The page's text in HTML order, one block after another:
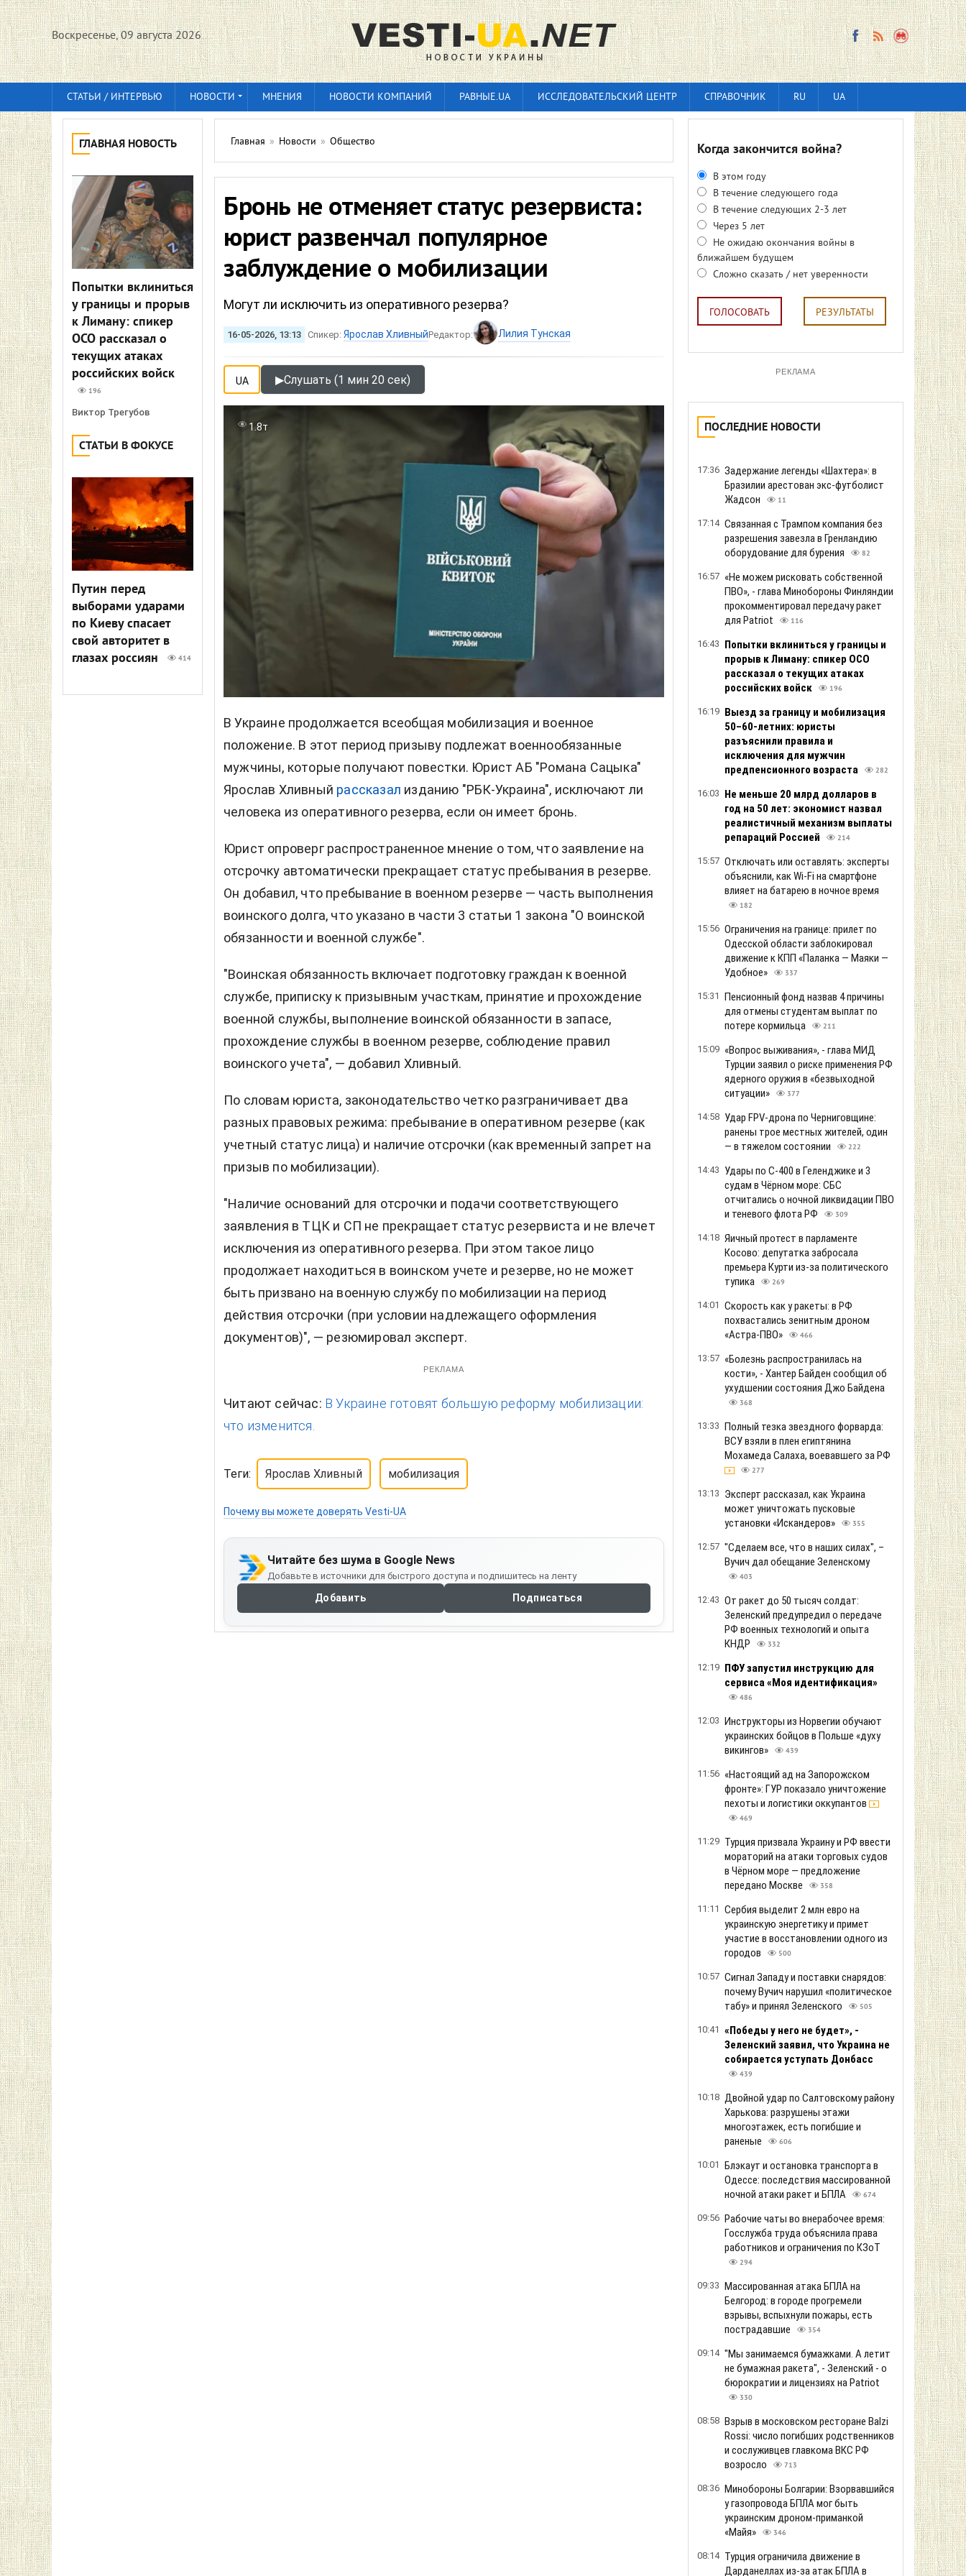
Воскресенье, 09 августа 2026
СТАТЬИ / ИНТЕРВЬЮ НОВОСТИ МНЕНИЯ НОВОСТИ КОМПАНИЙ РАВНЫЕ.UA ИССЛЕДОВАТЕЛЬСКИЙ ЦЕНТР СПРАВОЧНИК RU UA
ГЛАВНАЯ НОВОСТЬ
Попытки вклиниться
у границы и прорыв
к Лиману: спикер
ОСО рассказал о
текущих атаках
российских войск
196
Виктор Трегубов
СТАТЬИ В ФОКУСЕ
Путин перед
выборами ударами
по Киеву спасает
свой авторитет в
глазах россиян
414
Главная » Новости » Общество
Бронь не отменяет статус резервиста:
юрист развенчал популярное
заблуждение о мобилизации
Могут ли исключить из оперативного резерва?
16-05-2026, 13:13 Спикер: Ярослав ХливныйРедактор: Лилия Тунская
UA ▶Слушать (1 мин 20 сек)
1.8т
В Украине продолжается всеобщая мобилизация и военное
положение. В этот период призыву подлежат военнообязанные
мужчины, которые получают повестки. Юрист АБ "Романа Сацыка"
Ярослав Хливный рассказал изданию "РБК-Украина", исключают ли
человека из оперативного резерва, если он имеет бронь.
Юрист опроверг распространенное мнение о том, что заявление на
отсрочку автоматически прекращает статус пребывания в резерве.
Он добавил, что пребывание в военном резерве — часть выполнения
воинского долга, что указано в части 3 статьи 1 закона "О воинской
обязанности и военной службе".
"Воинская обязанность включает подготовку граждан к военной
службе, приписку к призывным участкам, принятие и прохождение
военной службы, выполнение воинской обязанности в запасе,
прохождение службы в военном резерве, соблюдение правил
воинского учета", — добавил Хливный.
По словам юриста, законодательство четко разграничивает два
разных правовых режима: пребывание в оперативном резерве (как
учетный статус лица) и наличие отсрочки (как временный запрет на
призыв по мобилизации).
"Наличие оснований для отсрочки и подачи соответствующего
заявления в ТЦК и СП не прекращает статус резервиста и не влечет
исключения из оперативного резерва. При этом такое лицо
продолжает находиться в воинском учете и резерве, но не может
быть призвано на военную службу по мобилизации на период
действия отсрочки (при условии надлежащего оформления
документов)", — резюмировал эксперт.
РЕКЛАМА
Читают сейчас: В Украине готовят большую реформу мобилизации:
что изменится.
Теги: Ярослав Хливный мобилизация
Почему вы можете доверять Vesti-UA
Читайте без шума в Google News
Добавьте в источники для быстрого доступа и подпишитесь на ленту
Добавить Подписаться
Когда закончится война?
В этом году
В течение следующего года
В течение следующих 2-3 лет
Через 5 лет
Не ожидаю окончания войны в
ближайшем будущем
Сложно сказать / нет уверенности
ГОЛОСОВАТЬ РЕЗУЛЬТАТЫ
РЕКЛАМА
ПОСЛЕДНИЕ НОВОСТИ
17:36 Задержание легенды «Шахтера»: в
Бразилии арестован экс-футболист
Жадсон
11
17:14 Связанная с Трампом компания без
разрешения завезла в Гренландию
оборудование для бурения
82
16:57 «Не можем рисковать собственной
ПВО», - глава Минобороны Финляндии
прокомментировал передачу ракет
для Patriot
116
16:43 Попытки вклиниться у границы и
прорыв к Лиману: спикер ОСО
рассказал о текущих атаках
российских войск
196
16:19 Выезд за границу и мобилизация
50–60-летних: юристы
разъяснили правила и
исключения для мужчин
предпенсионного возраста
282
16:03 Не меньше 20 млрд долларов в
год на 50 лет: экономист назвал
реалистичный механизм выплаты
репараций Россией
214
15:57 Отключать или оставлять: эксперты
объяснили, как Wi-Fi на смартфоне
влияет на батарею в ночное время
182
15:56 Ограничения на границе: прилет по
Одесской области заблокировал
движение к КПП «Паланка — Маяки —
Удобное»
337
15:31 Пенсионный фонд назвав 4 причины
для отмены студентам выплат по
потере кормильца
211
15:09 «Вопрос выживания», - глава МИД
Турции заявил о риске применения РФ
ядерного оружия в «безвыходной
ситуации»
377
14:58 Удар FPV-дрона по Черниговщине:
ранены трое местных жителей, один
— в тяжелом состоянии
222
14:43 Удары по С-400 в Геленджике и 3
судам в Чёрном море: СБС
отчитались о ночной ликвидации ПВО
и теневого флота РФ
309
14:18 Яичный протест в парламенте
Косово: депутатка забросала
премьера Курти из-за политического
тупика
269
14:01 Скорость как у ракеты: в РФ
похвастались зенитным дроном
«Астра-ПВО»
466
13:57 «Болезнь распространилась на
кости», - Хантер Байден сообщил об
ухудшении состояния Джо Байдена
368
13:33 Полный тезка звездного форварда:
ВСУ взяли в плен египтянина
Мохамеда Салаха, воевавшего за РФ
277
13:13 Эксперт рассказал, как Украина
может уничтожать пусковые
установки «Искандеров»
355
12:57 "Сделаем все, что в наших силах", –
Вучич дал обещание Зеленскому
403
12:43 От ракет до 50 тысяч солдат:
Зеленский предупредил о передаче
РФ военных технологий и опыта
КНДР
332
12:19 ПФУ запустил инструкцию для
сервиса «Моя идентификация»
486
12:03 Инструкторы из Норвегии обучают
украинских бойцов в Польше «духу
викингов»
439
11:56 «Настоящий ад на Запорожском
фронте»: ГУР показало уничтожение
пехоты и логистики оккупантов
469
11:29 Турция призвала Украину и РФ ввести
мораторий на атаки торговых судов
в Чёрном море — предложение
передано Москве
358
11:11 Сербия выделит 2 млн евро на
украинскую энергетику и примет
участие в восстановлении одного из
городов
500
10:57 Сигнал Западу и поставки снарядов:
почему Вучич нарушил «политическое
табу» и принял Зеленского
505
10:41 «Победы у него не будет», -
Зеленский заявил, что Украина не
собирается уступать Донбасс
439
10:18 Двойной удар по Салтовскому району
Харькова: разрушены этажи
многоэтажек, есть погибшие и
раненые
606
10:01 Блэкаут и остановка транспорта в
Одессе: последствия массированной
ночной атаки ракет и БПЛА
674
09:56 Рабочие чаты во внерабочее время:
Госслужба труда объяснила права
работников и ограничения по КЗоТ
294
09:33 Массированная атака БПЛА на
Белгород: в городе прогремели
взрывы, вспыхнули пожары, есть
пострадавшие
354
09:14 "Мы занимаемся бумажками. А летит
не бумажная ракета", - Зеленский - о
бюрократии и лицензиях на Patriot
330
08:58 Взрыв в московском ресторане Balzi
Rossi: число погибших родственников
и сослуживцев главкома ВКС РФ
возросло
713
08:36 Минобороны Болгарии: Взорвавшийся
у газопровода БПЛА мог быть
украинским дроном-приманкой
«Майя»
346
08:14 Турция ограничила движение в
Дарданеллах из-за атак БПЛА в